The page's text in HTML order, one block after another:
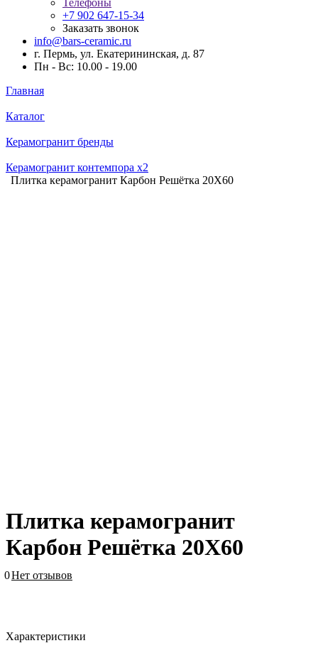
Телефоны
+7 902 647-15-34
Заказать звонок
info@bars-ceramic.ru
г. Пермь, ул. Екатерининская, д. 87
Пн - Вс: 10.00 - 19.00
Главная
Каталог
Керамогранит бренды
Керамогранит контемпора x2
Плитка керамогранит Карбон Решётка 20X60
Плитка керамогранит
Карбон Решётка 20X60
0Нет отзывов
Характеристики